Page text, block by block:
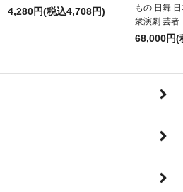
4,280円(税込4,708円)
もの 日舞
衆演劇 芸者
68,000円(